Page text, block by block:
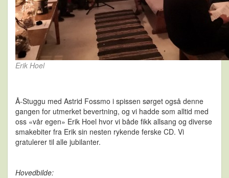
Erik Hoel
Å-Stuggu med Astrid Fossmo i spissen sørget også denne
gangen for utmerket bevertning, og vi hadde som alltid med
oss «vår egen» Erik Hoel hvor vi både fikk allsang og diverse
smakebiter fra Erik sin nesten rykende ferske CD. Vi
gratulerer til alle jubilanter.
Hovedbilde: